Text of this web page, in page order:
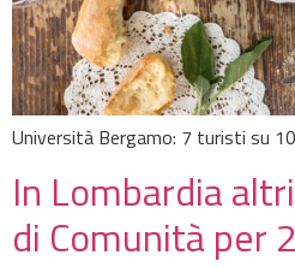
Università Bergamo: 7 turisti su
In Lombardia
di Comunità per